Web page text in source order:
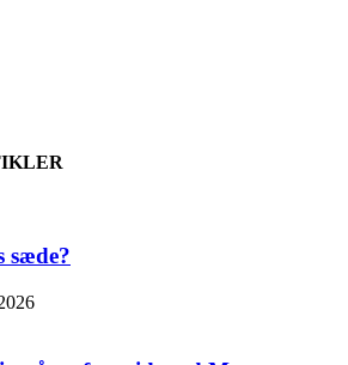
sæde?